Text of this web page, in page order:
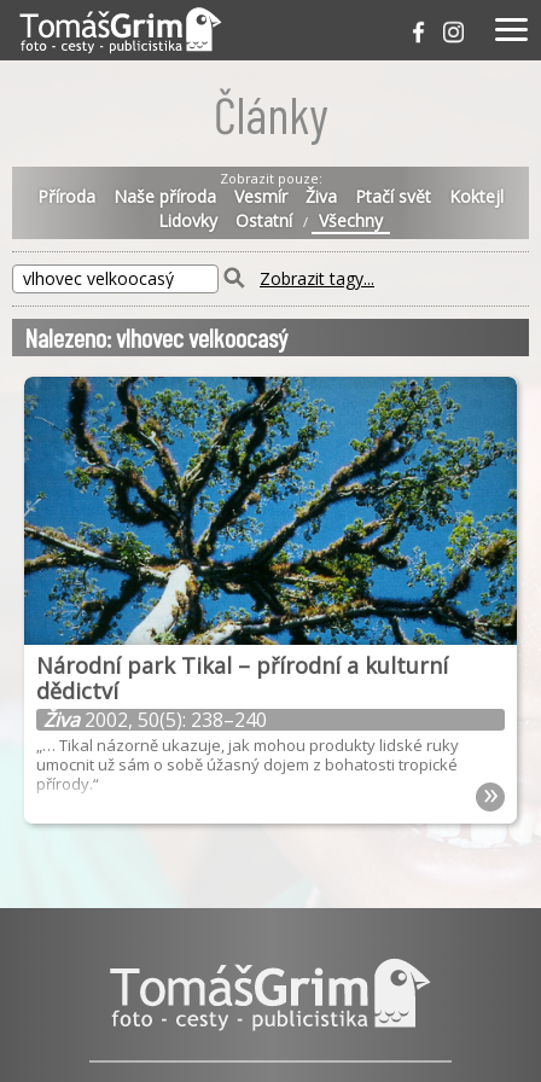
Články
Zobrazit pouze:
Příroda Naše příroda Vesmír Živa Ptačí svět
Koktejl
Lidovky
Ostatní / Všechny
Zobrazit tagy...
Nalezeno: vlhovec velkoocasý
Národní park Tikal – přírodní a kulturní
dědictví
Živa2002, 50(5): 238–240
„… Tikal názorně ukazuje, jak mohou produkty lidské ruky
umocnit už sám o sobě úžasný dojem z bohatosti tropické
přírody.“
»